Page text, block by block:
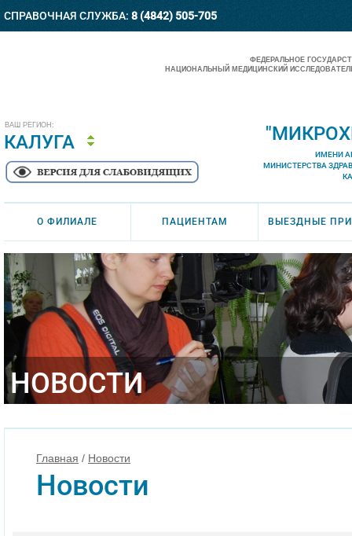
СПРАВОЧНАЯ СЛУЖБА: 8 (4842) 505-705
ВАШ РЕГИОН:
КАЛУГА
ФЕДЕРАЛЬНОЕ
НАЦИОНАЛЬНЫЙ МЕДИЦИНСКИЙ
ИМЕНИ
МИНИСТЕРСТВА
О ФИЛИАЛЕ ПАЦИЕНТАМ ВЫЕЗДНЫЕ
НОВОСТИ
Главная / Новости
Новости